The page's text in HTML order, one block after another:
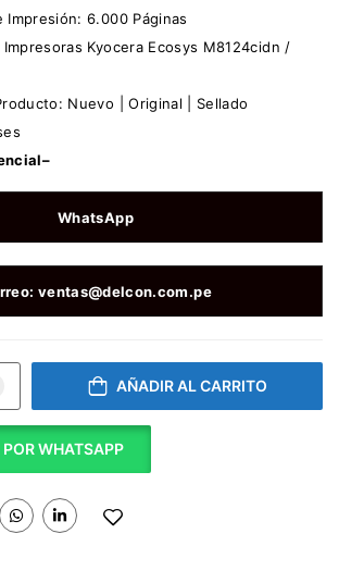
Impresión: 6.000 Páginas
Kyocera Ecosys M8124cidn /
Nuevo | Original | Sellado
WhatsApp
ventas@delcon.com.pe
AÑADIR AL CARRITO
WHATSAPP